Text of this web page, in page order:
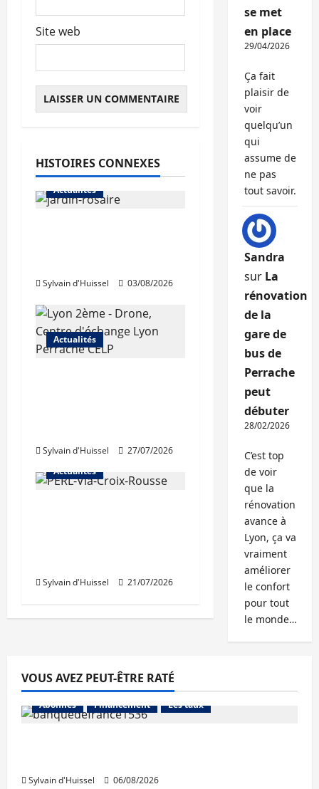
Site web
HISTOIRES CONNEXES
Actualités
Sylvain d'Huissel 03/08/2026
Actualités
Sylvain d'Huissel
27/07/2026
Actualités
Sylvain d'Huissel 21/07/2026
se met
en place
29/04/2026
Ça fait
plaisir de
voir
quelqu’un
qui
assume de
ne pas
tout savoir.
Sandra
sur La
rénovation
de la
gare de
bus de
Perrache
peut
débuter
28/02/2026
C’est top
de voir
que la
rénovation
avance à
Lyon, ça va
vraiment
améliorer
le confort
pour tout
le monde…
VOUS AVEZ PEUT-ÊTRE RATÉ
Abonnés Financement Les taux
Sylvain d'Huissel 06/08/2026
Abonnés Financement